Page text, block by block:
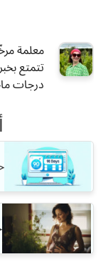
معلمة
تتمتع
درجات